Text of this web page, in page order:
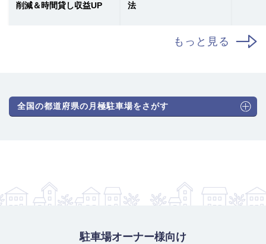
削減＆時間貸し収益UP
法
もっと見る
全国の都道府県の月極駐車場をさがす
駐車場オーナー様向け